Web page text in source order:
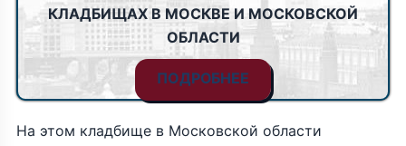
КЛАДБИЩАХ В МОСКВЕ И МОСКОВСКОЙ
ОБЛАСТИ
ПОДРОБНЕЕ
На этом кладбище в Московской области